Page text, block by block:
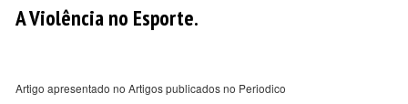
A Violência no Esporte.
Artigo apresentado no Artigos publicados no Periodico